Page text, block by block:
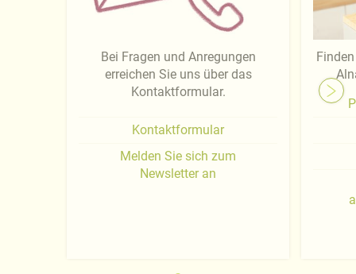
Bei Fragen und Anregungen
erreichen Sie uns über das
Kontaktformular.
Kontaktformular
Melden Sie sich zum
Newsletter an